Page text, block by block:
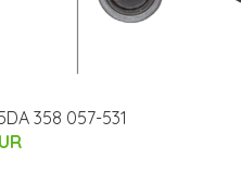
358 057-531